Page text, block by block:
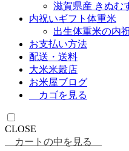
滋賀県産 きぬむ
内祝いギフト体重米
出生体重米の内
お支払い方法
配送・送料
大米米穀店
お米屋ブログ
カゴを見る
CLOSE
カートの中を見る